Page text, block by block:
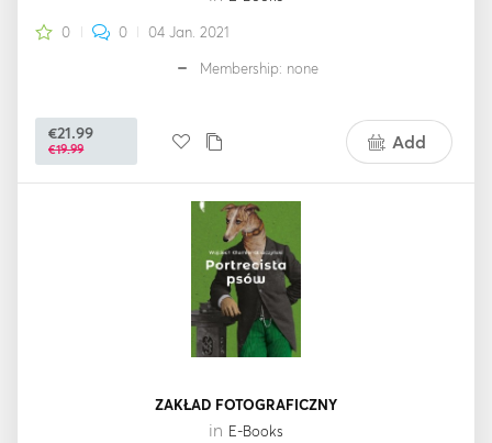
0 0 04 Jan. 2021
Membership: none
€21.99
€19.99 Add
ZAKŁAD FOTOGRAFICZNY
in E-Books